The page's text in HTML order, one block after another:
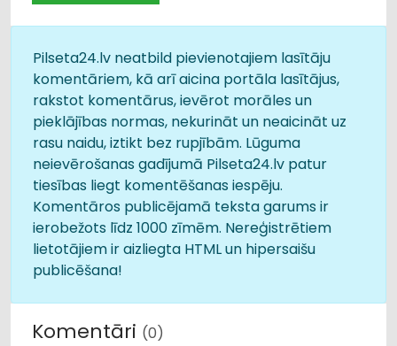
Pilseta24.lv neatbild pievienotajiem lasītāju
komentāriem, kā arī aicina portāla lasītājus,
rakstot komentārus, ievērot morāles un
pieklājības normas, nekurināt un neaicināt uz
rasu naidu, iztikt bez rupjībām. Lūguma
neievērošanas gadījumā Pilseta24.lv patur
tiesības liegt komentēšanas iespēju.
Komentāros publicējamā teksta garums ir
ierobežots līdz 1000 zīmēm. Nereģistrētiem
lietotājiem ir aizliegta HTML un hipersaišu
publicēšana!
Komentāri (0)